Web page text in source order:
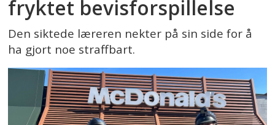
fryktet bevisforspillelse
Den siktede læreren nekter på sin side for å
ha gjort noe straffbart.